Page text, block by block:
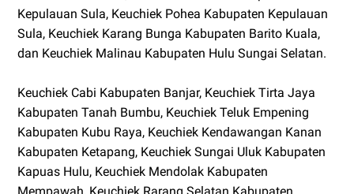
Kepulauan Sula, Keuchiek Pohea Kabupaten Kepulauan
Sula, Keuchiek Karang Bunga Kabupaten Barito Kuala,
dan Keuchiek Malinau Kabupaten Hulu Sungai Selatan.
Keuchiek Cabi Kabupaten Banjar, Keuchiek Tirta Jaya
Kabupaten Tanah Bumbu, Keuchiek Teluk Empening
Kabupaten Kubu Raya, Keuchiek Kendawangan Kanan
Kabupaten Ketapang, Keuchiek Sungai Uluk Kabupaten
Kapuas Hulu, Keuchiek Mendolak Kabupaten